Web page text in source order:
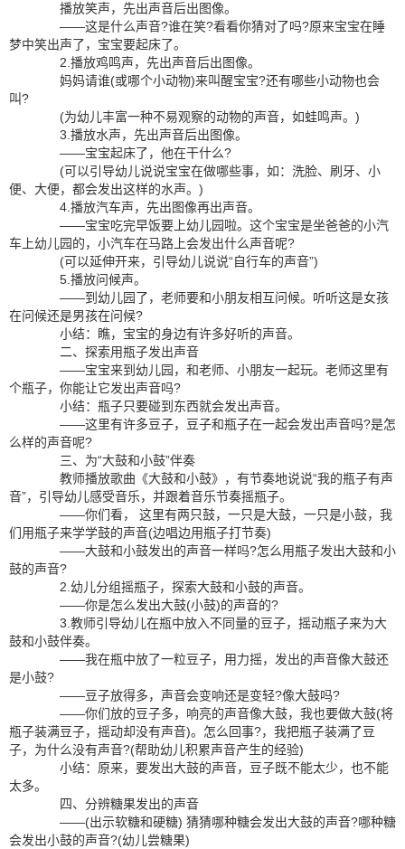
播放笑声，先出声音后出图像。
——这是什么声音?谁在笑?看看你猜对了吗?原来宝宝在睡
梦中笑出声了，宝宝要起床了。
2.播放鸡鸣声，先出声音后出图像。
妈妈请谁(或哪个小动物)来叫醒宝宝?还有哪些小动物也会
叫?
(为幼儿丰富一种不易观察的动物的声音，如蛙鸣声。)
3.播放水声，先出声音后出图像。
——宝宝起床了，他在干什么?
(可以引导幼儿说说宝宝在做哪些事，如：洗脸、刷牙、小
便、大便，都会发出这样的水声。)
4.播放汽车声，先出图像再出声音。
——宝宝吃完早饭要上幼儿园啦。这个宝宝是坐爸爸的小汽
车上幼儿园的，小汽车在马路上会发出什么声音呢?
(可以延伸开来，引导幼儿说说“自行车的声音”)
5.播放问候声。
——到幼儿园了，老师要和小朋友相互问候。听听这是女孩
在问候还是男孩在问候?
小结：瞧，宝宝的身边有许多好听的声音。
二、探索用瓶子发出声音
——宝宝来到幼儿园，和老师、小朋友一起玩。老师这里有
个瓶子，你能让它发出声音吗?
小结：瓶子只要碰到东西就会发出声音。
——这里有许多豆子，豆子和瓶子在一起会发出声音吗?是怎
么样的声音呢?
三、为“大鼓和小鼓”伴奏
教师播放歌曲《大鼓和小鼓》，有节奏地说说“我的瓶子有声
音”，引导幼儿感受音乐，并跟着音乐节奏摇瓶子。
——你们看， 这里有两只鼓，一只是大鼓，一只是小鼓，我
们用瓶子来学学鼓的声音(边唱边用瓶子打节奏)
——大鼓和小鼓发出的声音一样吗?怎么用瓶子发出大鼓和小
鼓的声音?
2.幼儿分组摇瓶子，探索大鼓和小鼓的声音。
——你是怎么发出大鼓(小鼓)的声音的?
3.教师引导幼儿在瓶中放入不同量的豆子，摇动瓶子来为大
鼓和小鼓伴奏。
——我在瓶中放了一粒豆子，用力摇，发出的声音像大鼓还
是小鼓?
——豆子放得多，声音会变响还是变轻?像大鼓吗?
——你们放的豆子多，响亮的声音像大鼓，我也要做大鼓(将
瓶子装满豆子，摇动却没有声音)。怎么回事?，我把瓶子装满了豆
子，为什么没有声音?(帮助幼儿积累声音产生的经验)
小结：原来，要发出大鼓的声音，豆子既不能太少，也不能
太多。
四、分辨糖果发出的声音
——(出示软糖和硬糖) 猜猜哪种糖会发出大鼓的声音?哪种糖
会发出小鼓的声音?(幼儿尝糖果)